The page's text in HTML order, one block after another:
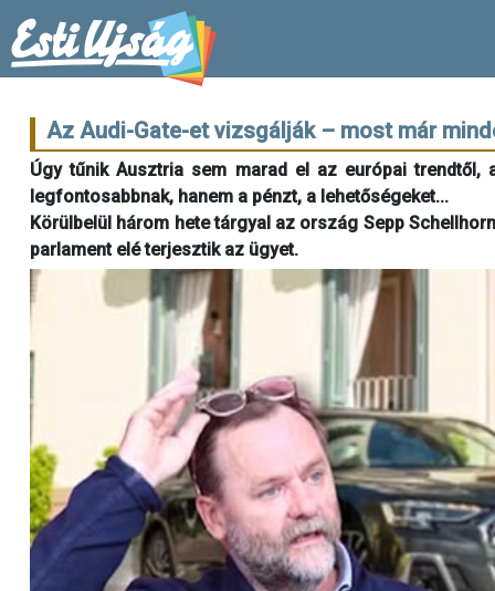
Az Audi-Gate-et vizsgálják – most már
Úgy tűnik Ausztria sem marad el az európai
legfontosabbnak, hanem a pénzt, a lehetőségeket...
Körülbelül három hete tárgyal az ország Sepp
parlament elé terjesztik az ügyet.